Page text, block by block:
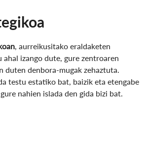
, aurreikusitako eraldaketen
izango dute, gure zentroaren
duten denbora-mugak zehaztuta.
testu estatiko bat, baizik eta etengabe
nahien islada den gida bizi bat.